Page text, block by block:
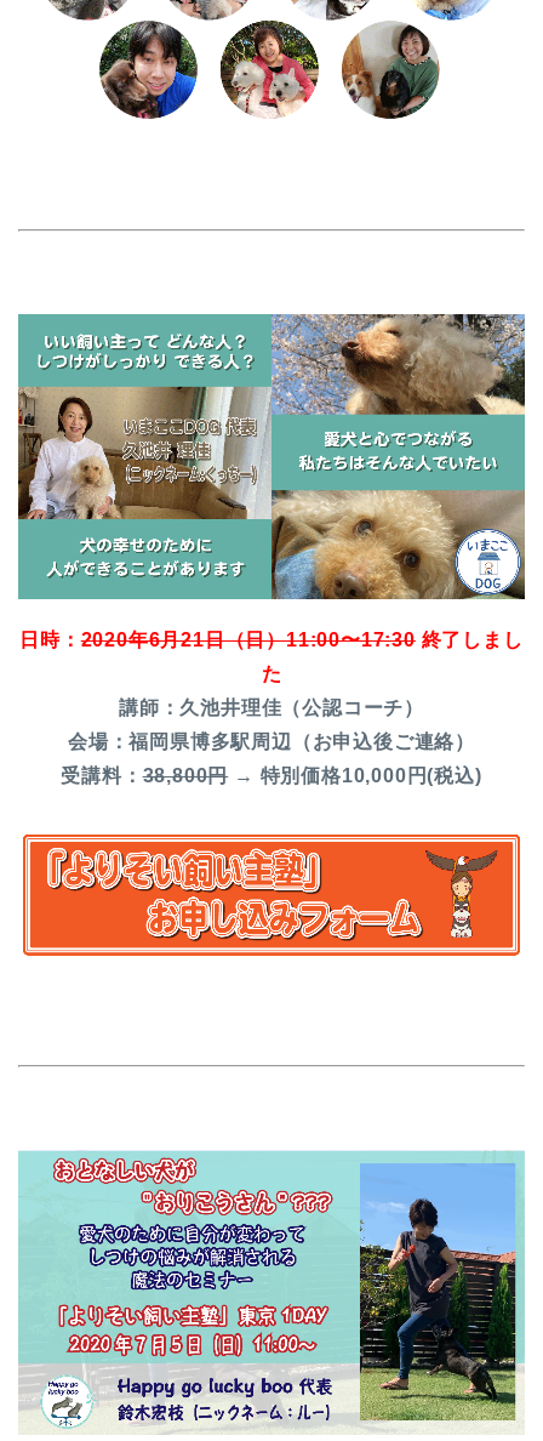
日時：2020年6月21日（日）11:00〜17:30終了しまし
た
講師：久池井理佳（公認コーチ）
会場：福岡県博多駅周辺（お申込後ご連絡）
受講料：38,800円→ 特別価格10,000円(税込)